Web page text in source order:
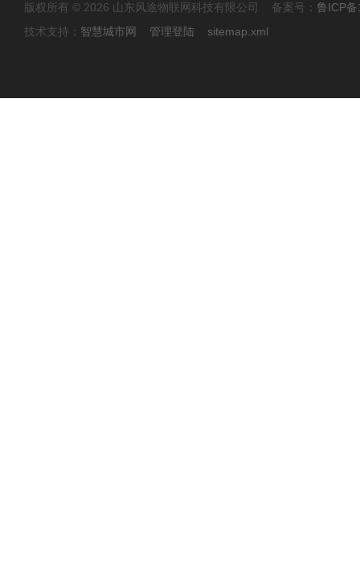
版权所有 © 2026 山东风途物联网科技有限公司 备案号： 鲁ICP
技术支持： 智慧城市网 管理登陆 sitemap.xml